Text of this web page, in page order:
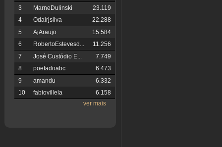
3
MarneDulinski
23.119
4
Odairjsilva
22.288
5
AjAraujo
15.584
6
RobertoEstevesd...
11.256
7
José Custódio E...
7.749
8
poetadoabc
6.473
9
amandu
6.332
10
fabiovillela
6.158
ver mais